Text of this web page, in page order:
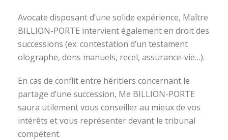
Avocate disposant d’une solide expérience, Maître
BILLION-PORTE intervient également en droit des
successions (ex: contestation d’un testament
olographe, dons manuels, recel, assurance-vie…).
En cas de conflit entre héritiers concernant le
partage d’une succession, Me BILLION-PORTE
saura utilement vous conseiller au mieux de vos
intérêts et vous représenter devant le tribunal
compétent.